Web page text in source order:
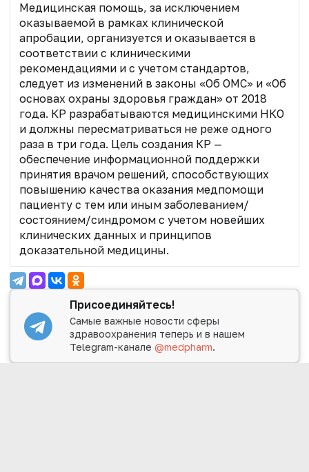
Медицинская помощь, за исключением
оказываемой в рамках клинической
апробации, организуется и оказывается в
соответствии с клиническими
рекомендациями и с учетом стандартов,
следует из изменений в законы «Об ОМС» и «Об
основах охраны здоровья граждан» от 2018
года. КР разрабатываются медицинскими НКО
и должны пересматриваться не реже одного
раза в три года. Цель создания КР —
обеспечение информационной поддержки
принятия врачом решений, способствующих
повышению качества оказания медпомощи
пациенту с тем или иным заболеванием/
состоянием/синдромом с учетом новейших
клинических данных и принципов
доказательной медицины.
Присоединяйтесь!
Самые важные новости сферы
здравоохранения теперь и в нашем
Telegram-канале@medpharm.